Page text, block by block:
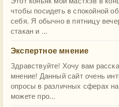
чтобы посидеть в спокойной
себя. Я обычно в пятницу
стакан и ...
Экспертное мнение
Здравствуйте! Хочу вам
мнение! Данный сайт очень
опросы в различных сферах
можете про...